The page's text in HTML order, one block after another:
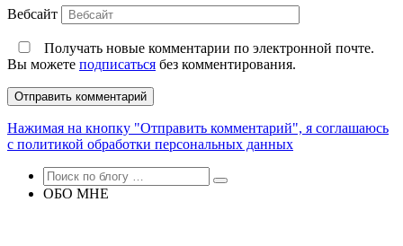
Вебсайт
Получать новые комментарии по электронной почте.
Вы можете подписаться без комментирования.
Нажимая на кнопку "Отправить комментарий", я соглашаюсь
с политикой обработки персональных данных
ОБО МНЕ